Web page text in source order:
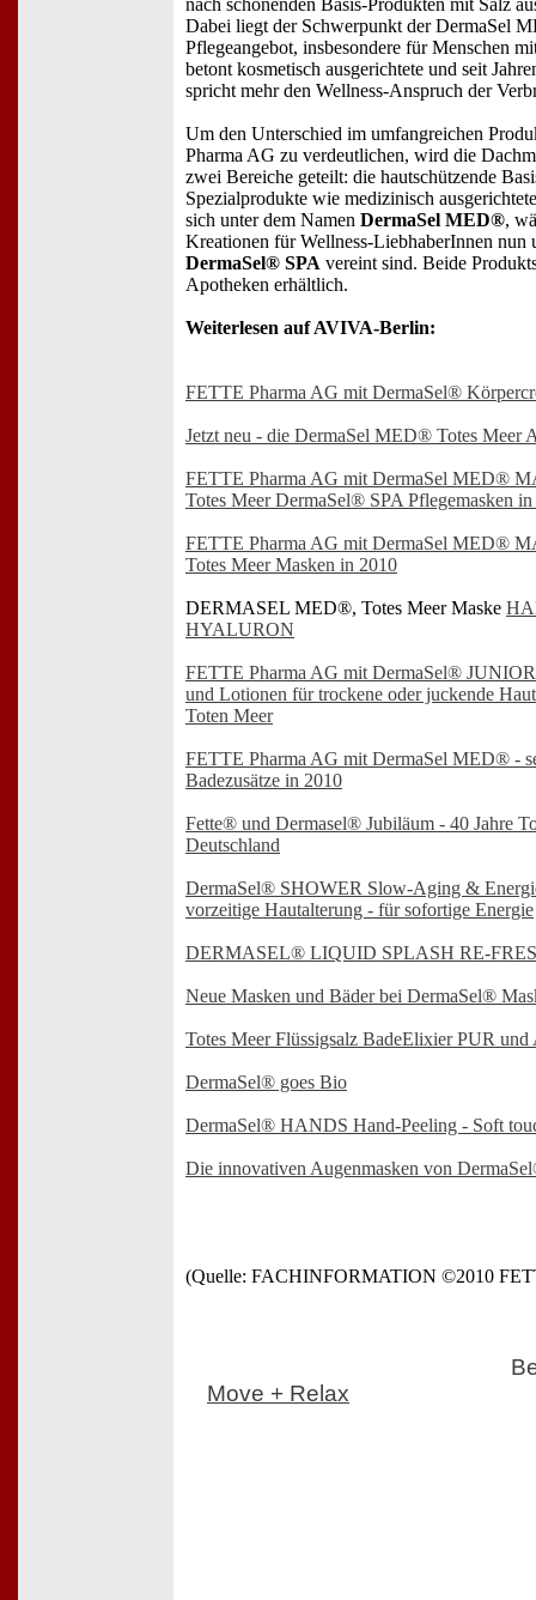
nach schonenden Basis-Produkten mit Salz
Dabei liegt der Schwerpunkt der DermaSel
Pflegeangebot, insbesondere für Menschen
betont kosmetisch ausgerichtete und seit
spricht mehr den Wellness-Anspruch der
Um den Unterschied im umfangreichen
Pharma AG zu verdeutlichen, wird die
zwei Bereiche geteilt: die hautschützende
Spezialprodukte wie medizinisch
sich unter dem Namen DermaSel MED®,
Kreationen für Wellness-LiebhaberInnen nun
DermaSel® SPA vereint sind. Beide
Apotheken erhältlich.
Weiterlesen auf AVIVA-Berlin:
FETTE Pharma AG mit DermaSel®
Jetzt neu - die DermaSel MED® Totes Meer
FETTE Pharma AG mit DermaSel MED®
Totes Meer DermaSel® SPA Pflegemasken
FETTE Pharma AG mit DermaSel MED®
Totes Meer Masken in 2010
DERMASEL MED®, Totes Meer Maske
HYALURON
FETTE Pharma AG mit DermaSel®
und Lotionen für trockene oder juckende
Toten Meer
FETTE Pharma AG mit DermaSel MED® -
Badezusätze in 2010
Fette® und Dermasel® Jubiläum - 40 Jahre
Deutschland
DermaSel® SHOWER Slow-Aging &
vorzeitige Hautalterung - für sofortige Energie
DERMASEL® LIQUID SPLASH RE-
Neue Masken und Bäder bei DermaSel®
Totes Meer Flüssigsalz BadeElixier PUR
DermaSel® goes Bio
DermaSel® HANDS Hand-Peeling - Soft
Die innovativen Augenmasken von
(Quelle: FACHINFORMATION ©2010
Move + Relax